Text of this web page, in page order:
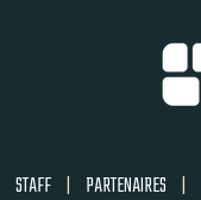
STAFF | PARTENAIRES |